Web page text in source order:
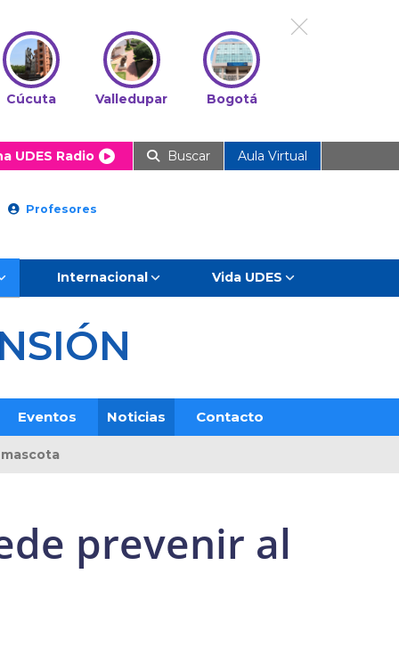
Cúcuta Valledupar Bogotá
UDES Radio Buscar Aula Virtual
Profesores
Internacional Vida UDES
Eventos Noticias Contacto
prevenir al